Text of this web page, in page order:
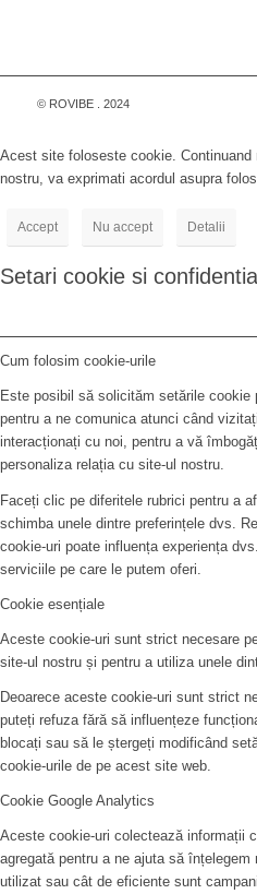
© ROVIBE . 2024
Acest site foloseste cookie. Continuand
nostru, va exprimati acordul asupra
Accept Nu accept Detalii
Setari cookie si
Cum folosim cookie-urile
Este posibil să solicităm setările
pentru a ne comunica atunci când
interacționați cu noi, pentru a vă
personaliza relația cu site-ul nostru.
Faceți clic pe diferitele rubrici pentru a
schimba unele dintre preferințele dvs.
cookie-uri poate influența experiența
serviciile pe care le putem oferi.
Cookie esențiale
Aceste cookie-uri sunt strict necesare
site-ul nostru și pentru a utiliza unele
Deoarece aceste cookie-uri sunt strict
puteți refuza fără să influențeze
blocați sau să le ștergeți modificând
cookie-urile de pe acest site web.
Cookie Google Analytics
Aceste cookie-uri colectează informații
agregată pentru a ne ajuta să
utilizat sau cât de eficiente sunt